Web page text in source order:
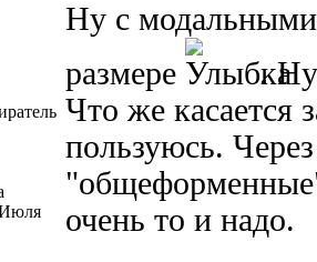
Июля
Ну с модальными
размере
.
Что же касается
пользуюсь.
очень то и надо.